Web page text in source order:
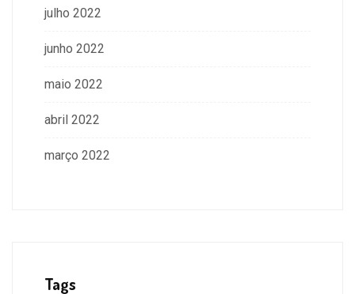
julho 2022
junho 2022
maio 2022
abril 2022
março 2022
Tags